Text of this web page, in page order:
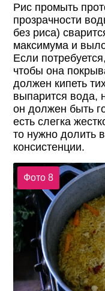
Рис промыть
прозрачности
без риса)
максимума и
Если
чтобы она
должен кипеть
выпарится вода,
он должен быть
есть слегка
то нужно долить
консистенции.
Фото 8